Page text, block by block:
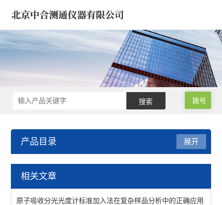
拨号
产品目录
原子吸收分光光度计 光谱
展开
相关文章
原子吸收分光光度计标准加入法在复杂样品分析中的正确应用